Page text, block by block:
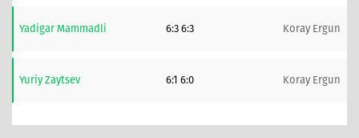
Yadigar Mammadli 6:3 6:3 Koray Ergun
Yuriy Zaytsev 6:1 6:0 Koray Ergun